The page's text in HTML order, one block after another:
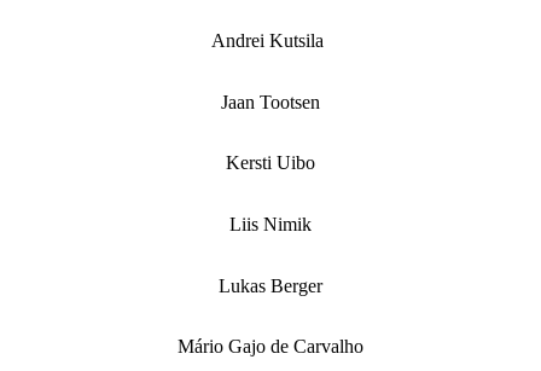
Andrei Kutsila
Jaan Tootsen
Kersti Uibo
Liis Nimik
Lukas Berger
Mário Gajo de Carvalho